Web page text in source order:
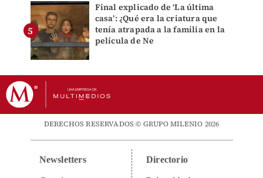
Final explicado de ‘La última
casa’: ¿Qué era la criatura que
tenía atrapada a la familia en la
película de Ne
DERECHOS RESERVADOS © GRUPO MILENIO 2026
Newsletters Directorio